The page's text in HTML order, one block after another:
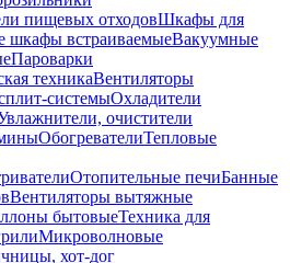
пищевых отходовШкафы для
шкафы встраиваемыеВакуумные
Пароварки
техникаВентиляторы
системыОхладители
очистители
ОбогревателиТепловые
Отопительные печиБанные
Вентиляторы вытяжные
бытовыеТехника для
Микроволновые
хот-дог